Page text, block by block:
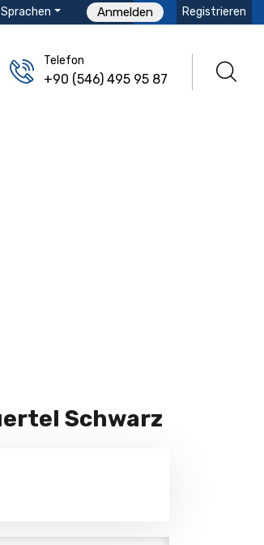
Sprachen Anmelden Registrieren
Telefon
+90 (546) 495 95 87
Schwarz